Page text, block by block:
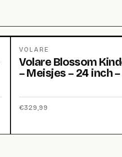
VOLARE
Volare Blossom
– Meisjes – 24 inch
€329,99